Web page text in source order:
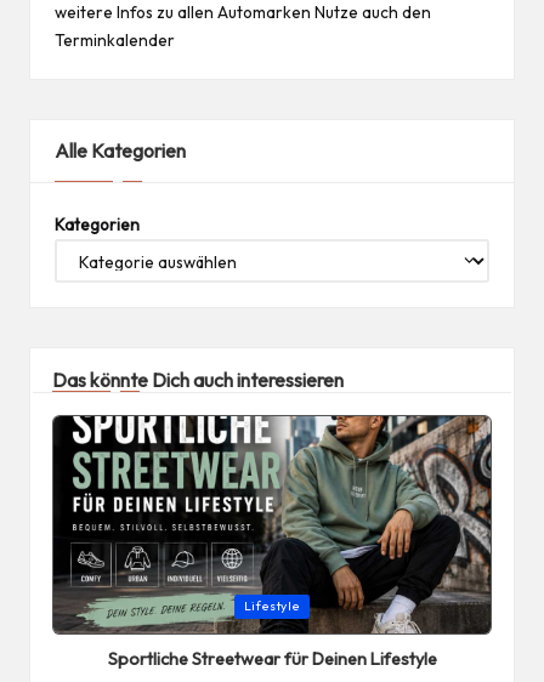
weitere Infos zu allen Automarken Nutze auch den
Terminkalender
Alle Kategorien
Kategorien
Das könnte Dich auch interessieren
Posted
in
Lifestyle
Sportliche Streetwear für Deinen Lifestyle